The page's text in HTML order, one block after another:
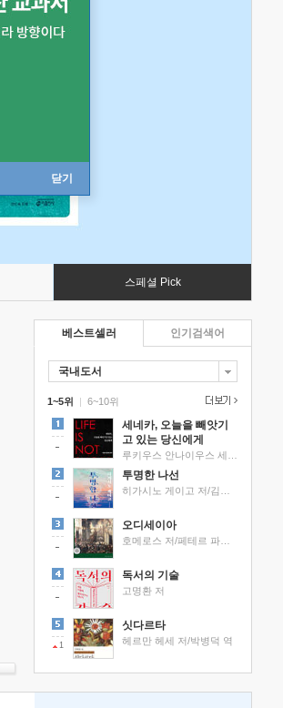
닫기
스페셜 Pick
베스트셀러
국내도서
1~5위 |
세네카, 오늘을 빼앗기
고 있는 당신에게
투명한 나선
오디세이아
독서의 기술
고명환 저
1
싯다르타
헤르만 헤세 저/박병덕 역
6~10위
인기검색어